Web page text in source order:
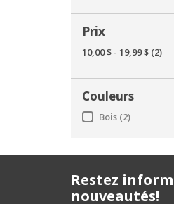
Prix
10,00 $ - 19,99 $ (2)
Couleurs
Bois (2)
Restez
nouveautés!